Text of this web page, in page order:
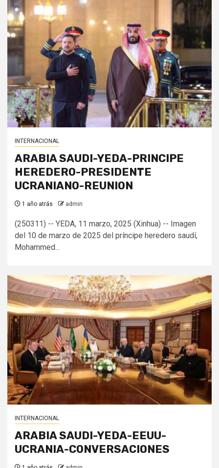
INTERNACIONAL
ARABIA SAUDI-YEDA-PRINCIPE
HEREDERO-PRESIDENTE
UCRANIANO-REUNION
1 año atrás admin
(250311) -- YEDA, 11 marzo, 2025 (Xinhua) -- Imagen
del 10 de marzo de 2025 del príncipe heredero saudí,
Mohammed...
INTERNACIONAL
ARABIA SAUDI-YEDA-EEUU-
UCRANIA-CONVERSACIONES